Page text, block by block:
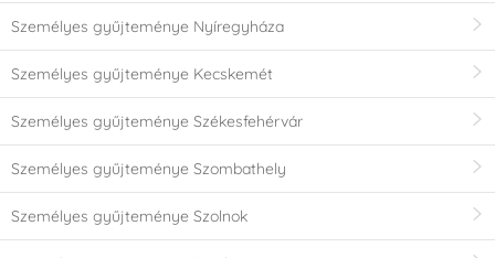
Személyes gyűjteménye Nyíregyháza
Személyes gyűjteménye Kecskemét
Személyes gyűjteménye Székesfehérvár
Személyes gyűjteménye Szombathely
Személyes gyűjteménye Szolnok